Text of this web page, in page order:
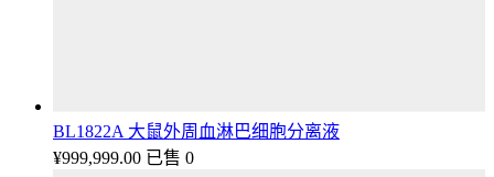
BL1822A 大鼠外周血淋巴细胞分离液
¥999,999.00 已售 0